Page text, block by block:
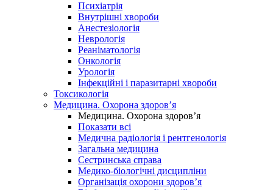
Психіатрія
Внутрішні хвороби
Анестезіологія
Неврологія
Реаніматологія
Онкологія
Урологія
Інфекційні і паразитарні хвороби
Токсикологія
Медицина. Охорона здоров’я
Медицина. Охорона здоров’я
Показати всі
Медична радіологія і рентгенологія
Загальна медицина
Сестринська справа
Медико-біологічні дисципліни
Організація охорони здоров’я